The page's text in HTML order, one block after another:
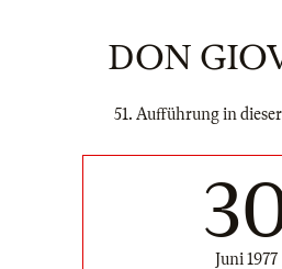
DON
51. Aufführung in
Juni 1977